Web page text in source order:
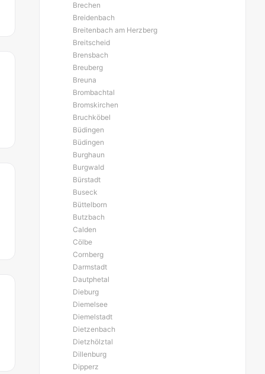
Brechen
Breidenbach
Breitenbach am Herzberg
Breitscheid
Brensbach
Breuberg
Breuna
Brombachtal
Bromskirchen
Bruchköbel
Büdingen
Büdingen
Burghaun
Burgwald
Bürstadt
Buseck
Büttelborn
Butzbach
Calden
Cölbe
Cornberg
Darmstadt
Dautphetal
Dieburg
Diemelsee
Diemelstadt
Dietzenbach
Dietzhölztal
Dillenburg
Dipperz